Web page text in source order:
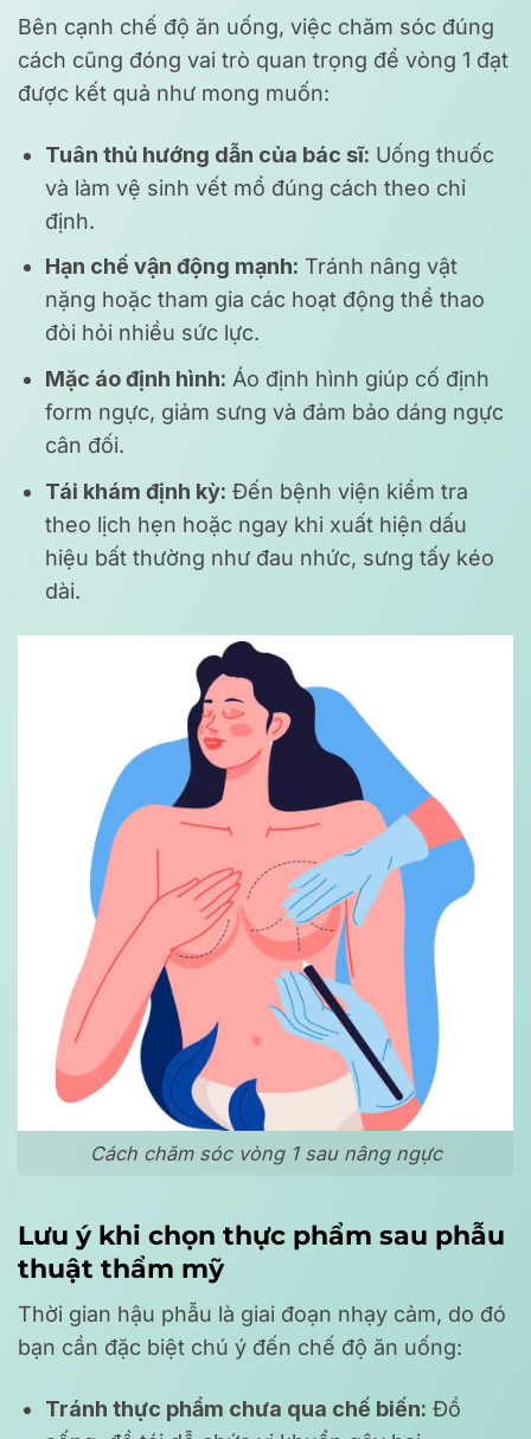
Bên cạnh chế độ ăn uống, việc chăm sóc đúng
cách cũng đóng vai trò quan trọng để vòng 1 đạt
được kết quả như mong muốn:
Tuân thủ hướng dẫn của bác sĩ: Uống thuốc
và làm vệ sinh vết mổ đúng cách theo chỉ
định.
Hạn chế vận động mạnh: Tránh nâng vật
nặng hoặc tham gia các hoạt động thể thao
đòi hỏi nhiều sức lực.
Mặc áo định hình: Áo định hình giúp cố định
form ngực, giảm sưng và đảm bảo dáng ngực
cân đối.
Tái khám định kỳ: Đến bệnh viện kiểm tra
theo lịch hẹn hoặc ngay khi xuất hiện dấu
hiệu bất thường như đau nhức, sưng tấy kéo
dài.
Cách chăm sóc vòng 1 sau nâng ngực
Lưu ý khi chọn thực phẩm sau phẫu
thuật thẩm mỹ
Thời gian hậu phẫu là giai đoạn nhạy cảm, do đó
bạn cần đặc biệt chú ý đến chế độ ăn uống:
Tránh thực phẩm chưa qua chế biến: Đồ